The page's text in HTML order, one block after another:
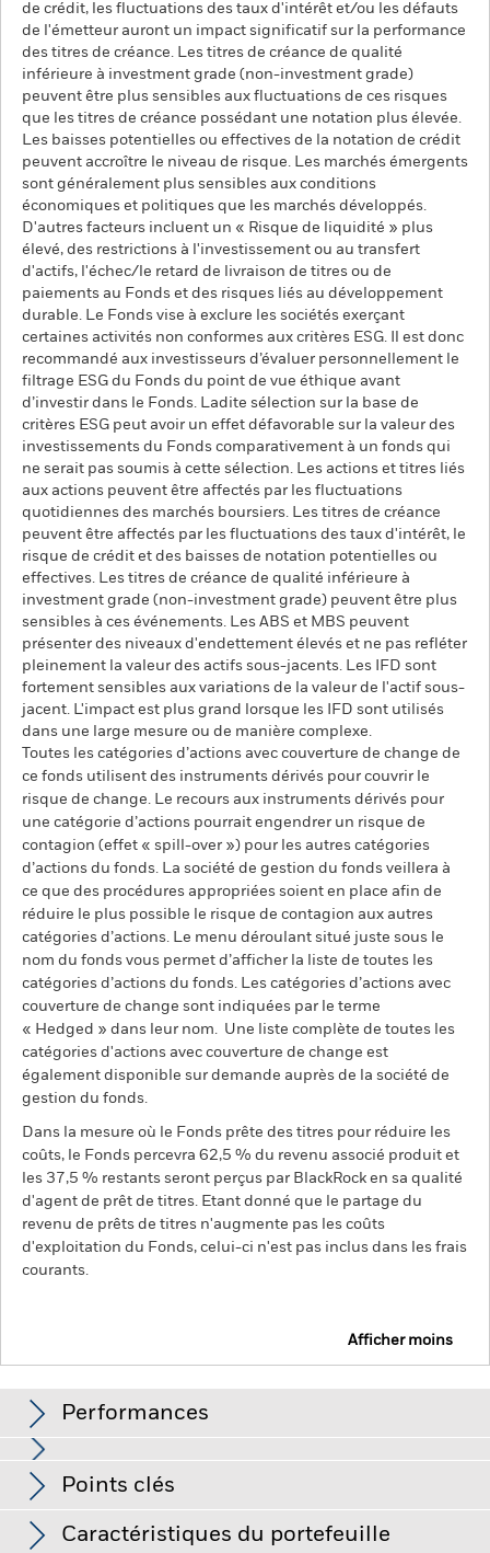
de crédit, les fluctuations des taux d'intérêt et/ou les défauts
de l'émetteur auront un impact significatif sur la performance
des titres de créance. Les titres de créance de qualité
inférieure à investment grade (non-investment grade)
peuvent être plus sensibles aux fluctuations de ces risques
que les titres de créance possédant une notation plus élevée.
Les baisses potentielles ou effectives de la notation de crédit
peuvent accroître le niveau de risque. Les marchés émergents
sont généralement plus sensibles aux conditions
économiques et politiques que les marchés développés.
D'autres facteurs incluent un « Risque de liquidité » plus
élevé, des restrictions à l'investissement ou au transfert
d'actifs, l'échec/le retard de livraison de titres ou de
paiements au Fonds et des risques liés au développement
durable. Le Fonds vise à exclure les sociétés exerçant
certaines activités non conformes aux critères ESG. Il est donc
recommandé aux investisseurs d’évaluer personnellement le
filtrage ESG du Fonds du point de vue éthique avant
d’investir dans le Fonds. Ladite sélection sur la base de
critères ESG peut avoir un effet défavorable sur la valeur des
investissements du Fonds comparativement à un fonds qui
ne serait pas soumis à cette sélection. Les actions et titres liés
aux actions peuvent être affectés par les fluctuations
quotidiennes des marchés boursiers. Les titres de créance
peuvent être affectés par les fluctuations des taux d'intérêt, le
risque de crédit et des baisses de notation potentielles ou
effectives. Les titres de créance de qualité inférieure à
investment grade (non-investment grade) peuvent être plus
sensibles à ces événements. Les ABS et MBS peuvent
présenter des niveaux d'endettement élevés et ne pas refléter
pleinement la valeur des actifs sous-jacents. Les IFD sont
fortement sensibles aux variations de la valeur de l'actif sous-
jacent. L'impact est plus grand lorsque les IFD sont utilisés
dans une large mesure ou de manière complexe.
Toutes les catégories d’actions avec couverture de change de
ce fonds utilisent des instruments dérivés pour couvrir le
risque de change. Le recours aux instruments dérivés pour
une catégorie d’actions pourrait engendrer un risque de
contagion (effet « spill-over ») pour les autres catégories
d’actions du fonds. La société de gestion du fonds veillera à
ce que des procédures appropriées soient en place afin de
réduire le plus possible le risque de contagion aux autres
catégories d’actions. Le menu déroulant situé juste sous le
nom du fonds vous permet d’afficher la liste de toutes les
catégories d’actions du fonds. Les catégories d’actions avec
couverture de change sont indiquées par le terme
« Hedged » dans leur nom. Une liste complète de toutes les
catégories d'actions avec couverture de change est
également disponible sur demande auprès de la société de
gestion du fonds.
Dans la mesure où le Fonds prête des titres pour réduire les
coûts, le Fonds percevra 62,5 % du revenu associé produit et
les 37,5 % restants seront perçus par BlackRock en sa qualité
d'agent de prêt de titres. Etant donné que le partage du
revenu de prêts de titres n'augmente pas les coûts
d'exploitation du Fonds, celui-ci n'est pas inclus dans les frais
courants.
Afficher moins
Performances
Voir le graphique complet
Le risque de crédit, les fluctuations des taux d'intérêt et/ou
les défauts de l'émetteur auront un impact significatif sur la
performance des titres de créance. Les titres de créance de
qualité inférieure à investment grade (non-investment grade)
Points clés
Net Assets of Fund
Caractéristiques du portefeuille